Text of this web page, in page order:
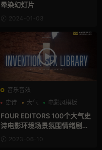
晕染幻灯片
2024-01-03
音乐音效
史诗
大气 电影风模板
FOUR EDITORS 100个大气史
诗电影环境场景氛围情绪剧情
音效包 INVENTION SFX LIBR
ARY
2023-06-10